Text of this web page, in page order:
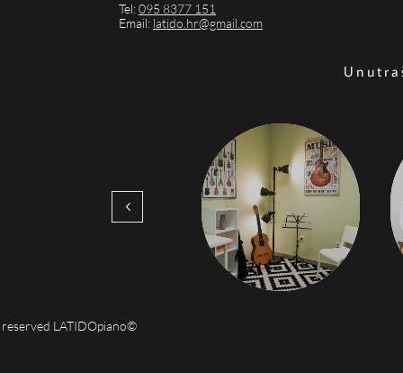
Tel:095 8377 151
Email: latido.hr@gmail.com
LATIDOpiano©
